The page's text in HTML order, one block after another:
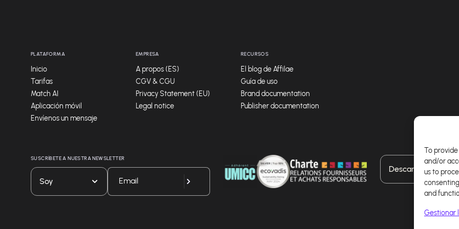
To
and/or
us to
and
Gestionar
PLATAFORMA
Inicio
Tarifas
Match AI
Aplicación móvil
Envíenos un mensaje
EMPRESA
A propos (ES)
CGV & CGU
Privacy Statement (EU)
Legal notice
RECURSOS
El blog de Affilae
Guía de uso
Brand documentation
Publisher documentation
SUSCRÍBETE A NUESTRA NEWSLETTER
Soy
Descarga nuestra